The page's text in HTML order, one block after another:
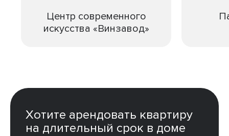
Центр современного
искусства «Винзавод»
Хотите арендовать квартиру
на длительный срок в доме